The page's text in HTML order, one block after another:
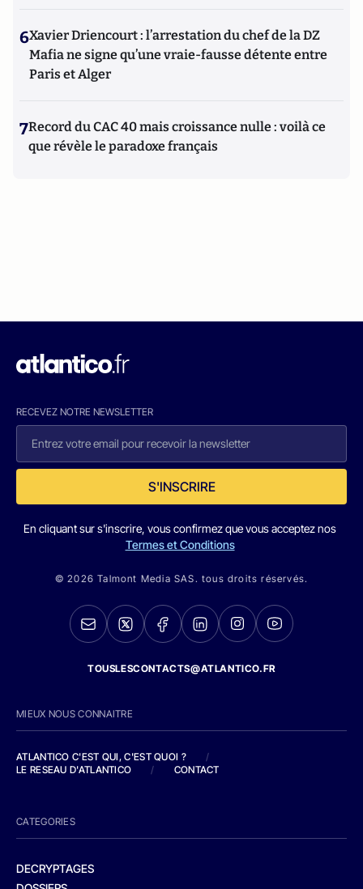
6Xavier Driencourt : l’arrestation du chef de la DZ
Mafia ne signe qu’une vraie-fausse détente entre
Paris et Alger
7Record du CAC 40 mais croissance nulle : voilà ce
que révèle le paradoxe français
RECEVEZ NOTRE NEWSLETTER
S'INSCRIRE
En cliquant sur s'inscrire, vous confirmez que vous acceptez nos
Termes et Conditions
© 2026 Talmont Media SAS. tous droits réservés.
TOUSLESCONTACTS@ATLANTICO.FR
MIEUX NOUS CONNAITRE
ATLANTICO C'EST QUI, C'EST QUOI ?
/
LE RESEAU D'ATLANTICO
/ CONTACT
CATEGORIES
DECRYPTAGES